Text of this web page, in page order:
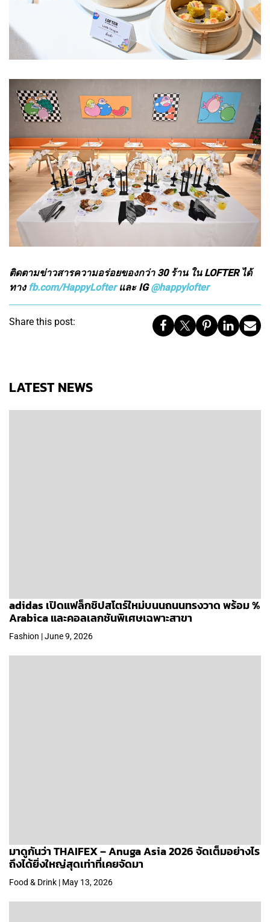
ติดตามข่าวสารความอร่อยของกว่า 30 ร้าน ใน LOFTER ได้
ทาง fb.com/HappyLofterและ IG@happylofter
Share this post:
LATEST NEWS
adidas เปิดแฟล็กชิปสโตร์ใหม่บนนถนนทรงวาด พร้อม %
Arabica และคอลเลกชันพิเศษเฉพาะสาขา
Fashion | June 9, 2026
มาดูกันว่า THAIFEX – Anuga Asia 2026 จัดเต็มอย่างไร
ถึงได้ยิ่งใหญ่สุดเท่าที่เคยจัดมา
Food & Drink | May 13, 2026